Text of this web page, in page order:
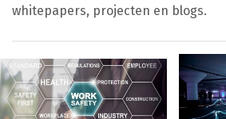
whitepapers, projecten en blogs.